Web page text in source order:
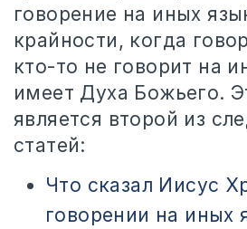
говорение на иных
крайности, когда
кто-то не говорит на
имеет Духа Божьего.
является второй из
статей:
Что сказал Иисус
говорении на иных